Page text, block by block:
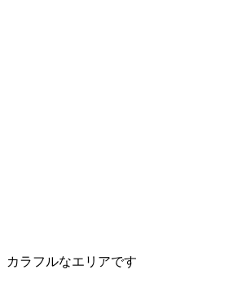
カラフルなエリアです